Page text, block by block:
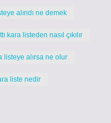
alındı ne demek
kara listeden nasıl çıkılır
listeye alırsa ne olur
liste nedir